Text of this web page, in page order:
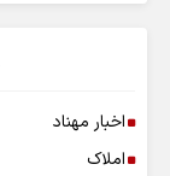
اخبار مهناد
املاک